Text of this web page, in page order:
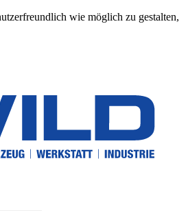
wie möglich zu gestalten,